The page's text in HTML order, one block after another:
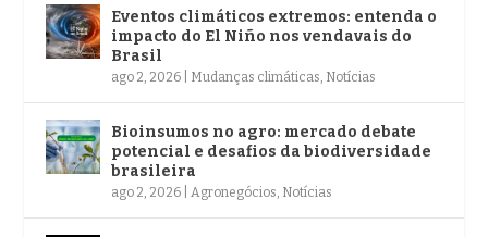
Eventos climáticos extremos: entenda o
impacto do El Niño nos vendavais do
Brasil
ago 2, 2026 Mudanças climáticas, Notícias
Bioinsumos no agro: mercado debate
potencial e desafios da biodiversidade
brasileira
ago 2, 2026 |Agronegócios, Notícias